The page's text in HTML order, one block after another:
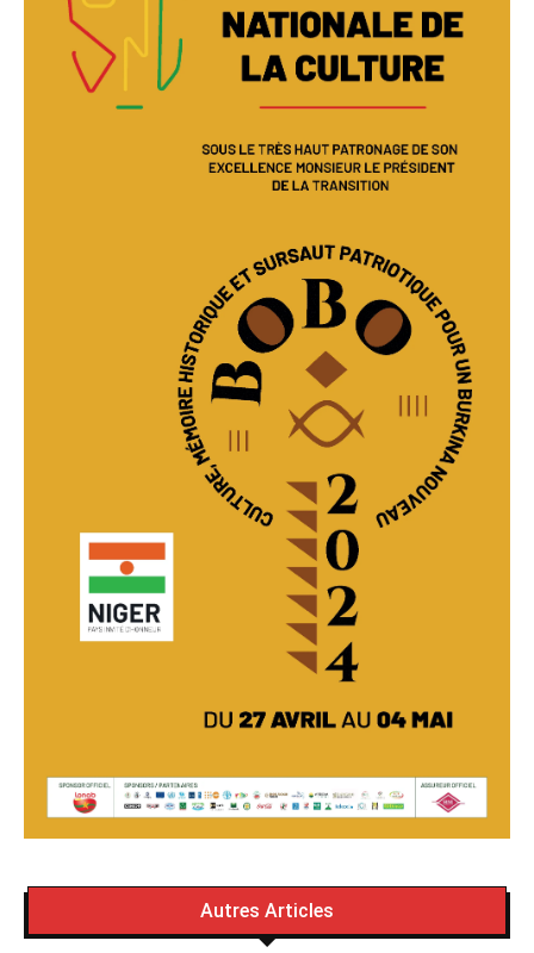
Autres Articles